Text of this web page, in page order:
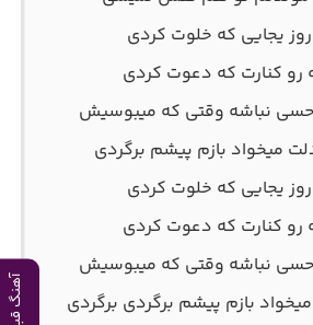
آهنگ قبلی
یجایی که خلوت کردی
رو کنارت که دعوت کردی
نباشه وقتی که میبوسیش
میخواد بازم پیشم برگردی
یجایی که خلوت کردی
رو کنارت که دعوت کردی
نباشه وقتی که میبوسیش
بازم پیشم برگردی برگردی